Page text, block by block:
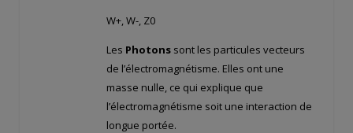
W+, W-, Z0
Les Photons sont les particules vecteurs
de l’électromagnétisme. Elles ont une
masse nulle, ce qui explique que
l’électromagnétisme soit une interaction de
longue portée.